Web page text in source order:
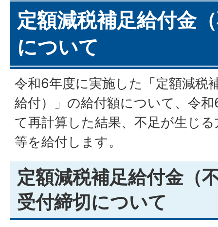
定額減税補足給付金
について
令和6年度に実施した「定額減税
給付）」の給付額について、令
て再計算した結果、不足が生じ
等を給付します。
定額減税補足給付金（
受付締切について